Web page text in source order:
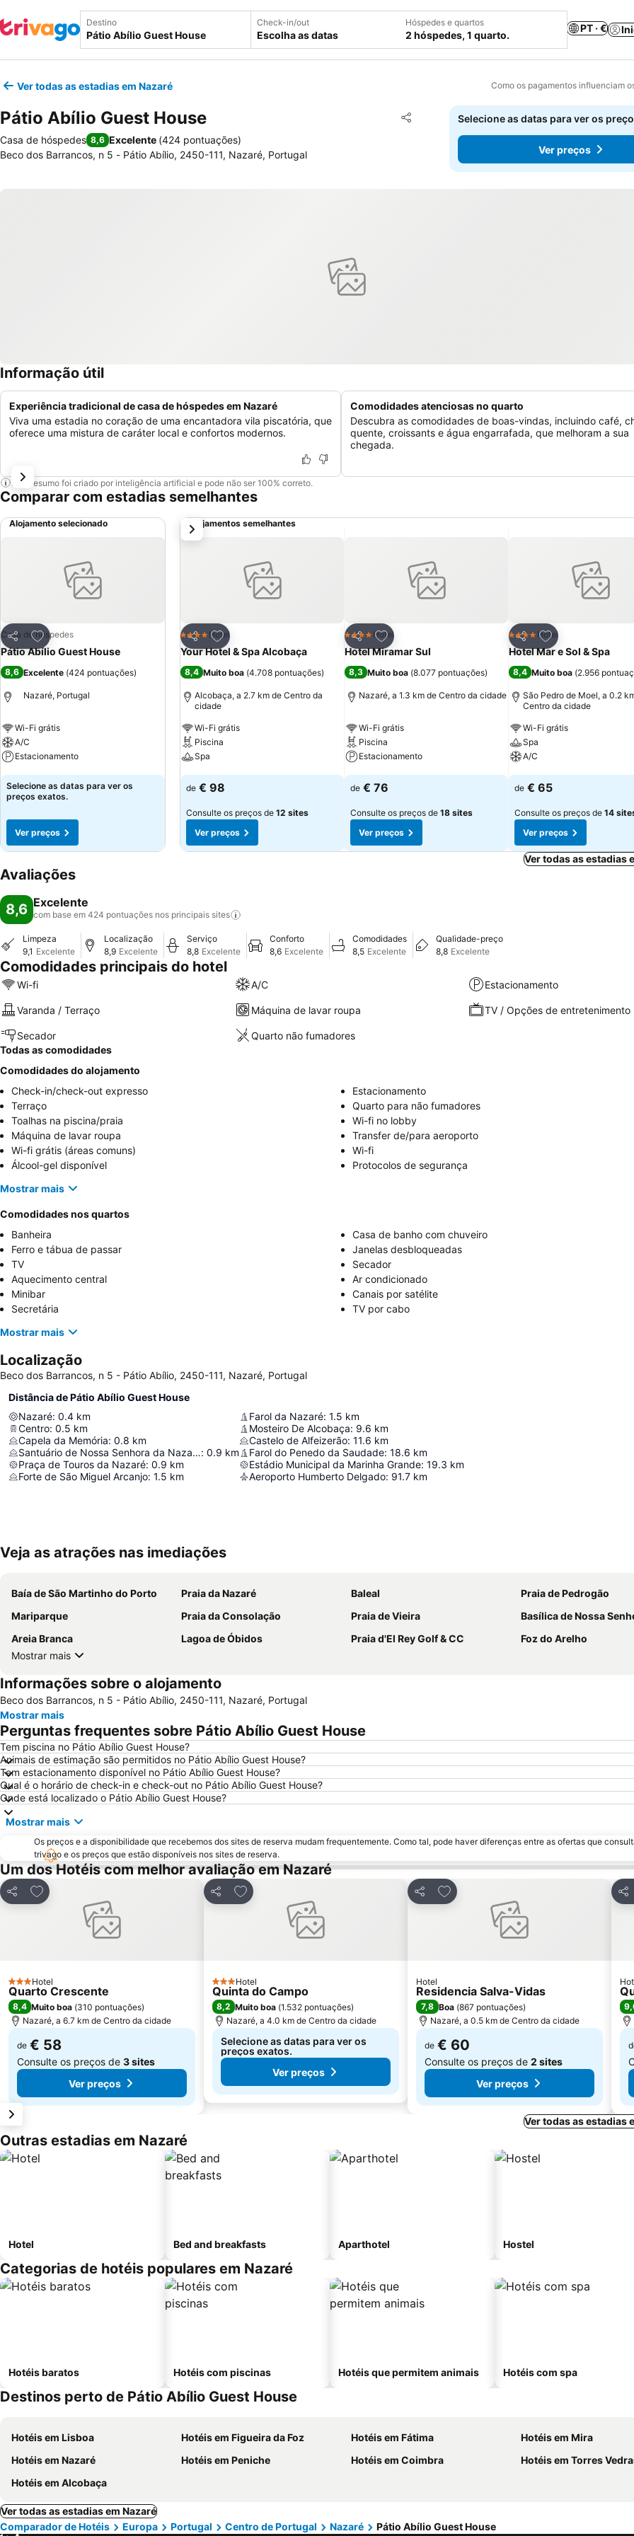
Destino Check-in/out
Escolha as datas
Hóspedes e quartos
2 hóspedes, 1 quarto.
PT · €
Ver todas as estadias em Nazaré Como os pagamentos influenciam
Pátio Abílio Guest House Partilhar
Adicionar aos favoritos
Casa de hóspedes 8,6 Excelente (424 pontuações)
Beco dos Barrancos, n 5 - Pátio Abílio, 2450-111, Nazaré, Portugal
Selecione as datas para ver os
Ver preços
Informação útil
Experiência tradicional de casa de hóspedes em Nazaré
Viva uma estadia no coração de uma encantadora vila piscatória, que
oferece uma mistura de caráter local e confortos modernos.
Comodidades atenciosas no quarto
Descubra as comodidades de boas-vindas, incluindo café,
quente, croissants e água engarrafada, que melhoram a sua
chegada.
Este resumo foi criado por inteligência artificial e pode não ser 100% correto.
Comparar com estadias semelhantes
Alojamento selecionado
Partilhar
Adicionar aos favoritos
Casa de hóspedes
Pátio Abílio Guest House
8,6 Excelente (424 pontuações)
Nazaré, Portugal
Wi-Fi grátis
A/C
Estacionamento
Ver preços
Selecione as datas para ver os
preços exatos.
Ver preços
Alojamentos semelhantes
Partilhar
Adicionar aos favoritos
4 EstrelasHotel
Your Hotel & Spa Alcobaça
8,4 Muito boa (4.708 pontuações)
Alcobaça, a 2.7 km de Centro da
cidade
Wi-Fi grátis
Piscina
Spa
Ver preços
de € 98
Consulte os preços de 12 sites
Ver preços
Partilhar
Adicionar aos favoritos
4 EstrelasHotel
Hotel Miramar Sul
8,3 Muito boa (8.077 pontuações)
Nazaré, a 1.3 km de Centro da cidade
Wi-Fi grátis
Piscina
Estacionamento
Ver preços
de € 76
Consulte os preços de 18 sites
Ver preços
Partilhar
Adicionar aos
4 EstrelasHotel
Hotel Mar e Sol & Spa
8,4 Muito boa (2.956
São Pedro de Moel, a 0.2
Centro da cidade
Wi-Fi grátis
Spa
A/C
Ver preços
de € 65
Consulte os preços de 14
Ver preços
próximo
Ver todas as estadias
Avaliações
8,6 Excelente
com base em 424 pontuações nos principais sites
Limpeza
9,1 Excelente
Localização
8,9 Excelente
Serviço
8,8 Excelente
Conforto
8,6 Excelente
Comodidades
8,5 Excelente
Qualidade-preço
8,8 Excelente
Comodidades principais do hotel
Wi-fi A/C Estacionamento
Varanda / Terraço Máquina de lavar roupa TV / Opções de entretenimento
Secador
Quarto não fumadores
Todas as comodidades
Comodidades do alojamento
Check-in/check-out expresso
Estacionamento
Terraço
Quarto para não fumadores
Toalhas na piscina/praia
Wi-fi no lobby
Máquina de lavar roupa
Transfer de/para aeroporto
Wi-fi grátis (áreas comuns)
Wi-fi
Álcool-gel disponível
Protocolos de segurança
Mostrar mais
Comodidades nos quartos
Banheira
Casa de banho com chuveiro
Ferro e tábua de passar
Janelas desbloqueadas
TV
Secador
Aquecimento central
Ar condicionado
Minibar
Canais por satélite
Secretária
TV por cabo
Mostrar mais
Localização
Beco dos Barrancos, n 5 - Pátio Abílio, 2450-111, Nazaré, Portugal
Distância de Pátio Abílio Guest House
Nazaré: 0.4 km
Centro: 0.5 km
Capela da Memória: 0.8 km
Santuário de Nossa Senhora da Nazaré: 0.9 km
Praça de Touros da Nazaré: 0.9 km
Forte de São Miguel Arcanjo: 1.5 km
Farol da Nazaré: 1.5 km
Mosteiro De Alcobaça: 9.6 km
Castelo de Alfeizerão: 11.6 km
Farol do Penedo da Saudade: 18.6 km
Estádio Municipal da Marinha Grande: 19.3 km
Aeroporto Humberto Delgado: 91.7 km
Veja as atrações nas imediações
Baía de São Martinho do Porto Praia da Nazaré Baleal
Praia de Pedrogão
Mariparque
Praia da Consolação Praia de Vieira
Basílica de Nossa Senhora do
Areia Branca
Lagoa de Óbidos Praia d'El Rey Golf & CC
Foz do Arelho
Mostrar mais
Informações sobre o alojamento
Beco dos Barrancos, n 5 - Pátio Abílio, 2450-111, Nazaré, Portugal
Mostrar mais
Perguntas frequentes sobre Pátio Abílio Guest House
Tem piscina no Pátio Abílio Guest House?
Animais de estimação são permitidos no Pátio Abílio Guest House?
Tem estacionamento disponível no Pátio Abílio Guest House?
Qual é o horário de check-in e check-out no Pátio Abílio Guest House?
Onde está localizado o Pátio Abílio Guest House?
Mostrar mais
Os preços e a disponibilidade que recebemos dos sites de reserva mudam frequentemente. Como tal, pode haver diferenças entre as ofertas que
trivago e os preços que estão disponíveis nos sites de reserva.
Um dos Hotéis com melhor avaliação em Nazaré
Partilhar
Adicionar aos favoritos
3 Estrelas
Hotel
Quarto Crescente
8,4 Muito boa (310 pontuações)
Nazaré, a 6.7 km de Centro da cidade
de € 58
Consulte os preços de 3 sites
Ver preços
Partilhar
Adicionar aos favoritos
3 Estrelas
Hotel
Quinta do Campo
8,2 Muito boa (1.532 pontuações)
Nazaré, a 4.0 km de Centro da cidade
Selecione as datas para ver os
preços exatos.
Ver preços
Partilhar
Adicionar aos favoritos
Hotel
Residencia Salva-Vidas
7,8 Boa (867 pontuações)
Nazaré, a 0.5 km de Centro da cidade
de € 60
Consulte os preços de 2 sites
Ver preços
Ver todas as estadias
Outras estadias em Nazaré
Hotel Bed and breakfasts Aparthotel Hostel
Categorias de hotéis populares em Nazaré
Hotéis baratos Hotéis com piscinas Hotéis que permitem animais Hotéis com spa
Destinos perto de Pátio Abílio Guest House
Hotéis em Lisboa Hotéis em Figueira da Foz Hotéis em Fátima
Hotéis em Mira
Hotéis em Nazaré
Hotéis em Peniche Hotéis em Coimbra
Hotéis em Torres
Hotéis em Alcobaça
Ver todas as estadias em Nazaré
Comparador de Hotéis
Europa Portugal Centro de Portugal Nazaré Pátio Abílio Guest House